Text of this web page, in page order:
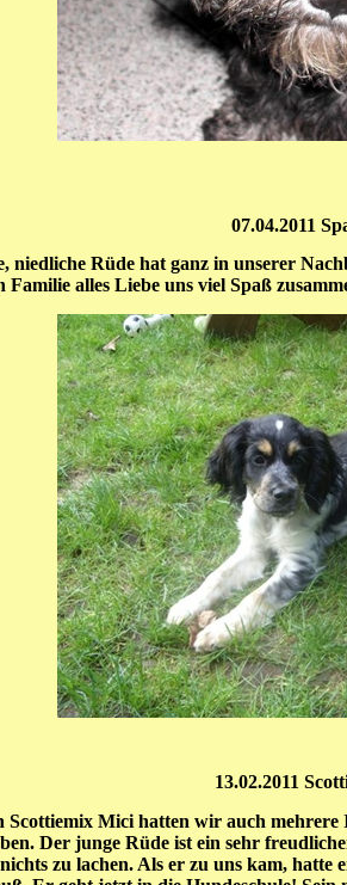
07.04.2011
niedliche Rüde hat ganz in unserer
alles Liebe uns viel Spaß
13.02.2011
Mici hatten wir auch
Der junge Rüde ist ein sehr
zu lachen. Als er zu uns kam,